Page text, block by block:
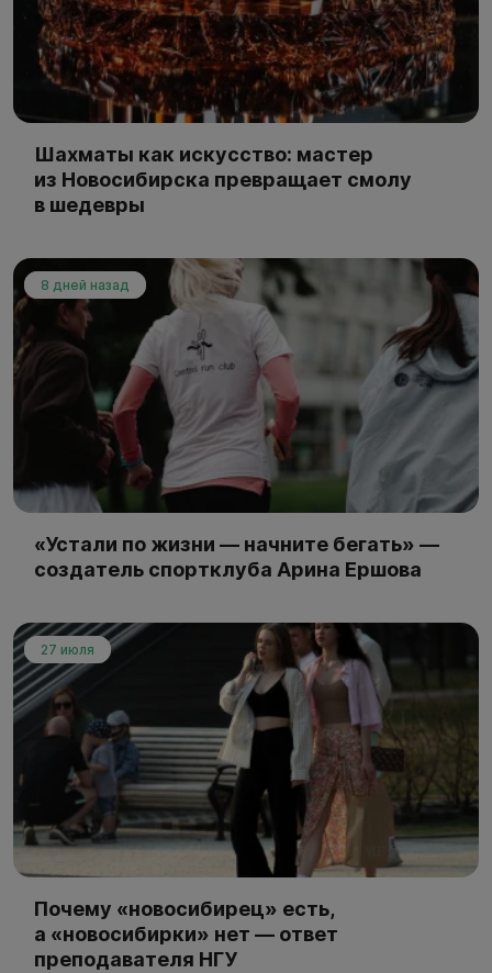
Шахматы как искусство: мастер
из Новосибирска превращает смолу
в шедевры
8 дней назад
«Устали по жизни — начните бегать» —
создатель спортклуба Арина Ершова
27 июля
Почему «новосибирец» есть,
а «новосибирки» нет — ответ
преподавателя НГУ